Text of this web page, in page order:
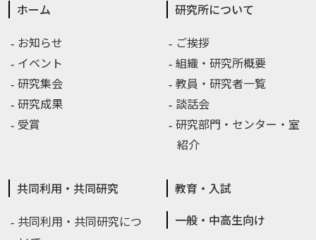
ホーム
お知らせ
イベント
研究集会
研究成果
受賞
研究所について
ご挨拶
組織・研究所概要
教員・研究者一覧
談話会
研究部門・センター・室
紹介
共同利用・共同研究
共同利用・共同研究につ
教育・入試
一般・中高生向け